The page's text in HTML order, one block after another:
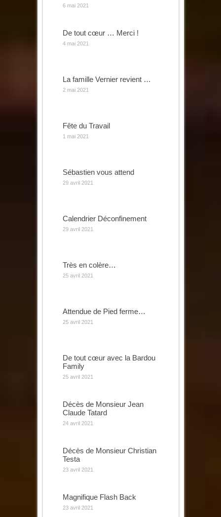
6 mai 2021
De tout cœur … Merci !
4 mai 2021
La famille Vernier revient …
2 mai 2021
Fête du Travail
1 mai 2021
Sébastien vous attend
29 avril 2021
Calendrier Déconfinement
29 avril 2021
Très en colère…
25 avril 2021
Attendue de Pied ferme…
25 avril 2021
De tout cœur avec la Bardou
Family
25 avril 2021
Décès de Monsieur Jean
Claude Tatard
24 avril 2021
Décès de Monsieur Christian
Testa
23 avril 2021
Magnifique Flash Back
23 avril 2021